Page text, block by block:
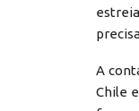
A
Chile